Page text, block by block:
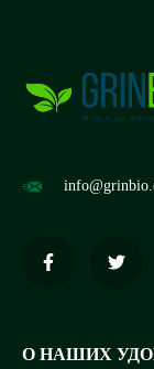
О НАШИХ